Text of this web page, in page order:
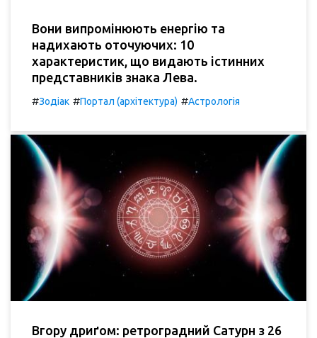
Вони випромінюють енергію та
надихають оточуючих: 10
характеристик, що видають істинних
представників знака Лева.
#Зодіак #Портал (архітектура) #Астрологія
Вгору дриґом: ретроградний Сатурн з 26